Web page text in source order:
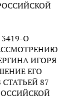
3419-О
ИГОРЯ
ЕГО
87